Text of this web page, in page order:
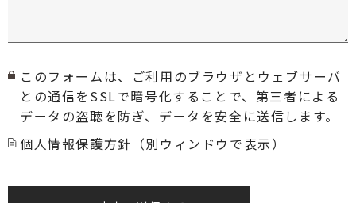
このフォームは、ご利用のブラウザとウェブサーバ
との通信をSSLで暗号化することで、第三者による
データの盗聴を防ぎ、データを安全に送信します。
個人情報保護方針（別ウィンドウで表示）